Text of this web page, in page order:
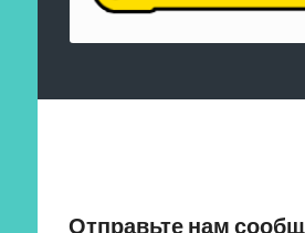
Отправьте нам